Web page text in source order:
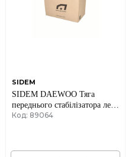
SIDEM
SIDEM DAEWOO Тяга
переднього стабілізатора лев.
Leganza
Код: 89064